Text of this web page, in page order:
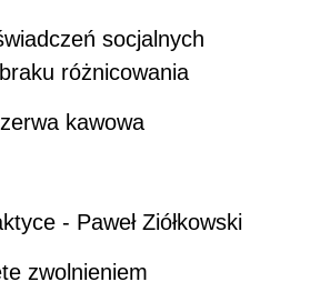
socjalnych
różnicowania
kawowa
- Paweł Ziółkowski
zwolnieniem